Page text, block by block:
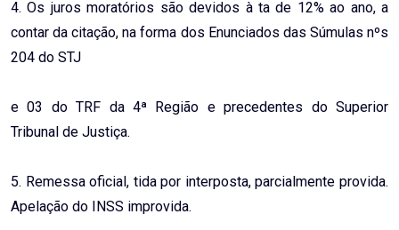
4. Os juros moratórios são devidos à ta de 12% ao ano, a
contar da citação, na forma dos Enunciados das Súmulas nºs
204 do STJ
e 03 do TRF da 4ª Região e precedentes do Superior
Tribunal de Justiça.
5. Remessa oficial, tida por interposta, parcialmente provida.
Apelação do INSS improvida.